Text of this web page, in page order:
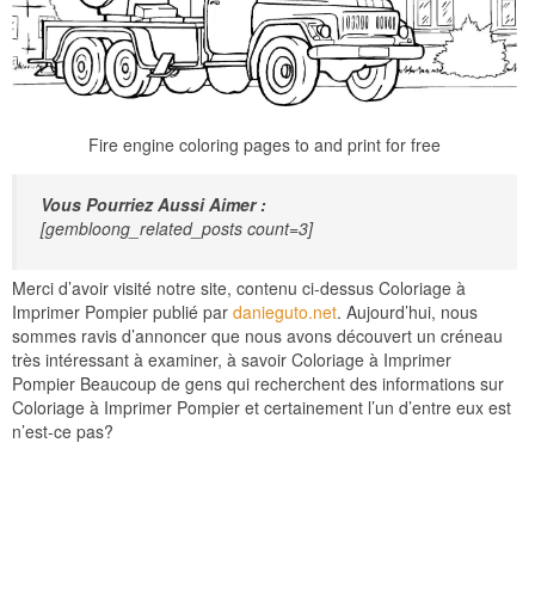
Fire engine coloring pages to and print for free
Vous Pourriez Aussi Aimer :
[gembloong_related_posts count=3]
Merci d’avoir visité notre site, contenu ci-dessus Coloriage à
Imprimer Pompier publié par danieguto.net. Aujourd’hui, nous
sommes ravis d’annoncer que nous avons découvert un créneau
très intéressant à examiner, à savoir Coloriage à Imprimer
Pompier Beaucoup de gens qui recherchent des informations sur
Coloriage à Imprimer Pompier et certainement l’un d’entre eux est
n’est-ce pas?